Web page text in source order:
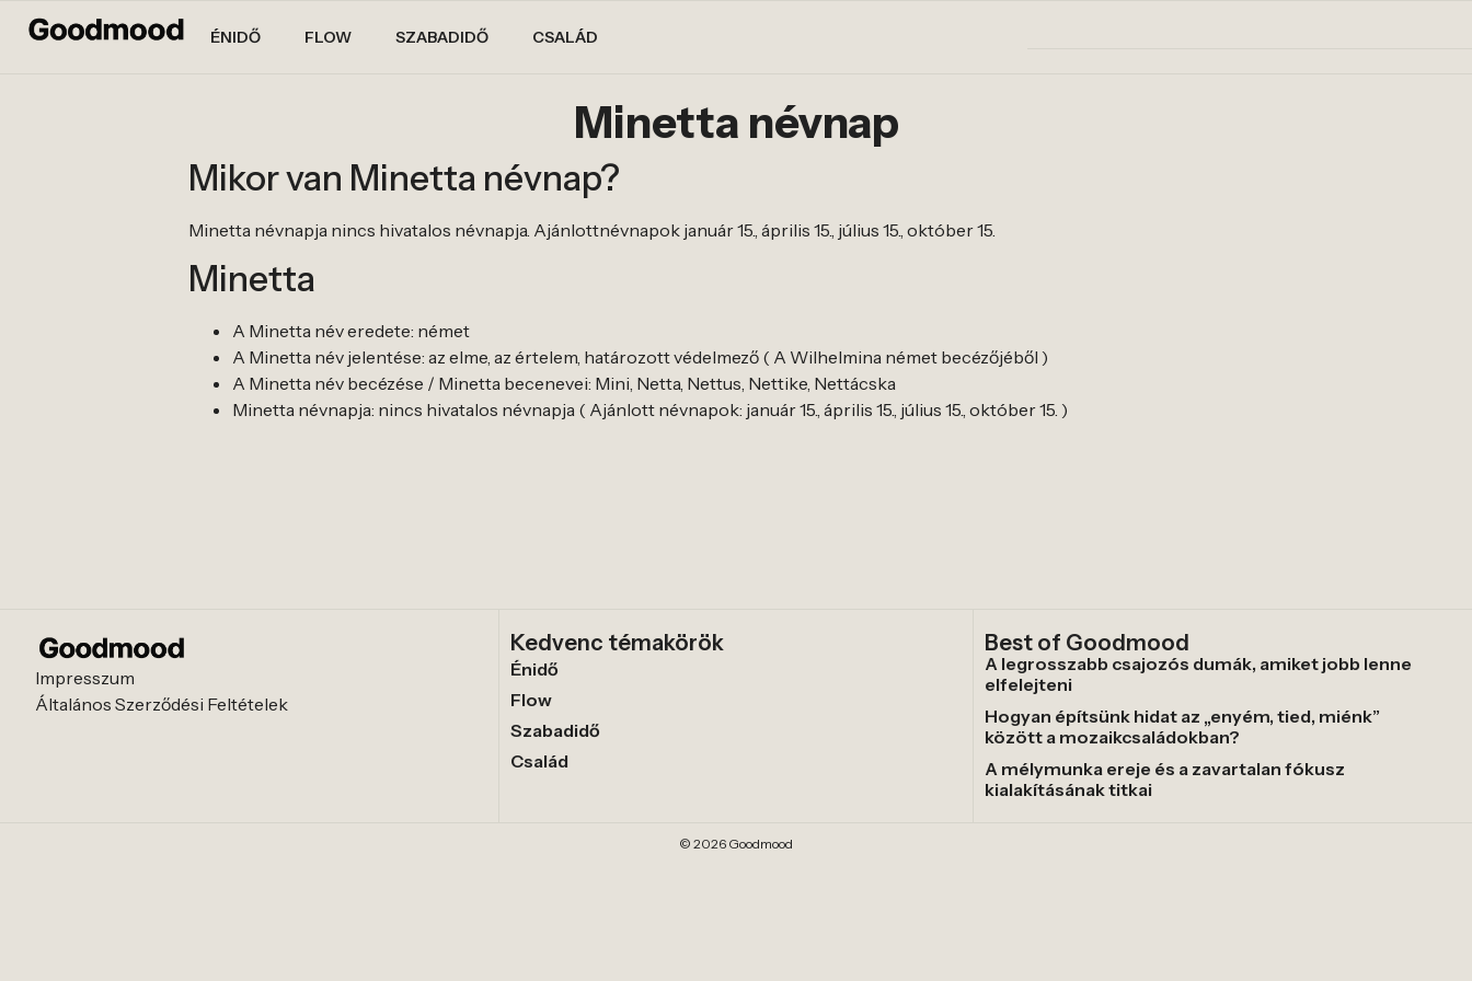
ÉNIDŐ FLOW SZABADIDŐ CSALÁD
Minetta névnap
Mikor van Minetta névnap?
Minetta névnapja nincs hivatalos névnapja. Ajánlottnévnapok január 15., április 15., július 15., október 15.
Minetta
A Minetta név eredete: német
A Minetta név jelentése: az elme, az értelem, határozott védelmező ( A Wilhelmina német becézőjéből )
A Minetta név becézése / Minetta becenevei: Mini, Netta, Nettus, Nettike, Nettácska
Minetta névnapja: nincs hivatalos névnapja ( Ajánlott névnapok: január 15., április 15., július 15., október 15. )
Impresszum
Általános Szerződési Feltételek
Kedvenc témakörök
Énidő
Flow
Szabadidő
Család
Best of Goodmood
A legrosszabb csajozós dumák, amiket jobb lenne
elfelejteni
Hogyan építsünk hidat az „enyém, tied, miénk”
között a mozaikcsaládokban?
A mélymunka ereje és a zavartalan fókusz
kialakításának titkai
© 2026 Goodmood